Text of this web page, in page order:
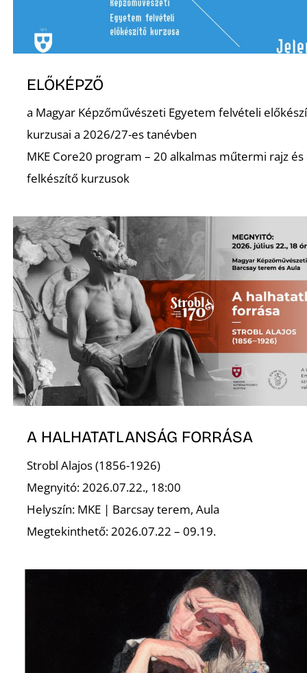
ELŐKÉPZŐ
a Magyar Képzőművészeti Egyetem felvételi
kurzusai a 2026/27-es tanévben
MKE Core20 program – 20 alkalmas műtermi rajz és
felkészítő kurzusok
A HALHATATLANSÁG FORRÁSA
Strobl Alajos (1856-1926)
Megnyitó: 2026.07.22., 18:00
Helyszín: MKE | Barcsay terem, Aula
Megtekinthető: 2026.07.22 – 09.19.